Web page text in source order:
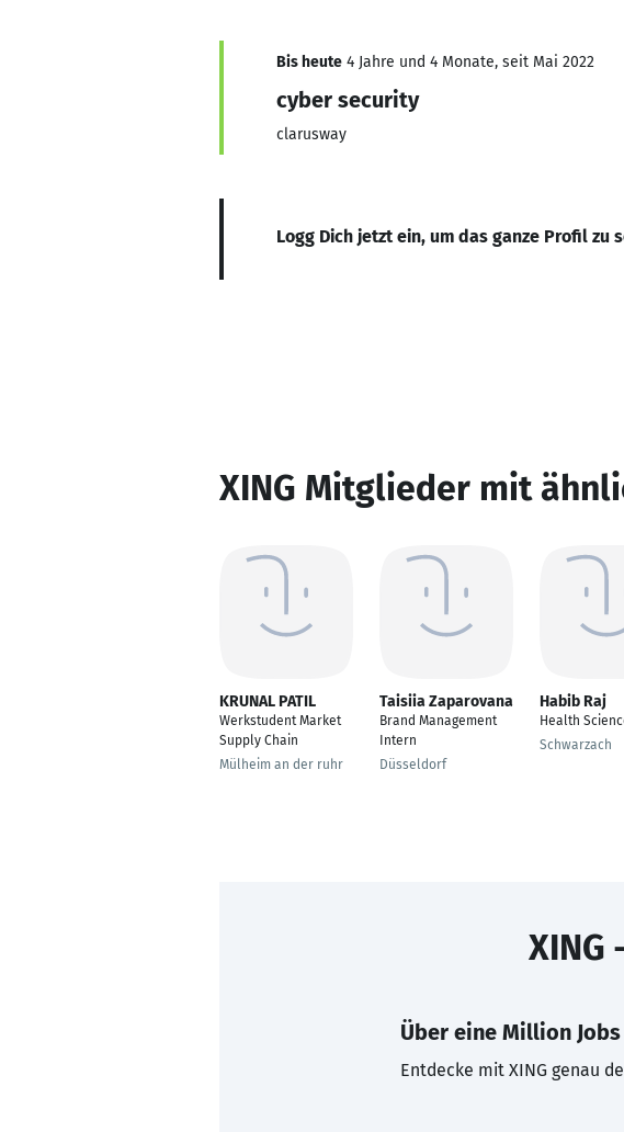
Bis heute 4 Jahre und 4 Monate, seit Mai 2022
cyber security
clarusway
Logg Dich jetzt ein, um das ganze Profil zu
XING Mitglieder mit
KRUNAL PATIL
Werkstudent Market
Supply Chain
Mülheim an der ruhr
Taisiia Zaparovana
Brand Management
Intern
Düsseldorf
Habib Raj
Health
Schwarzach
XING
Über eine Million Jobs
Entdecke mit XING genau